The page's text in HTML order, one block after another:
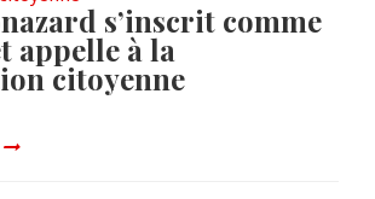
s’inscrit comme
appelle à la
citoyenne